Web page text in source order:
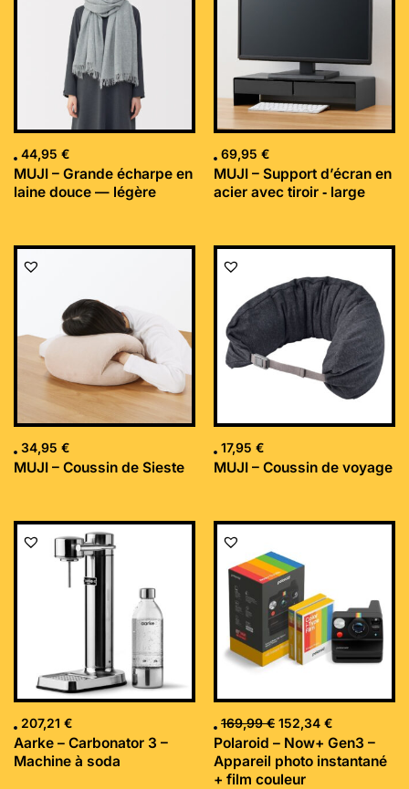
44,95 €
MUJI – Grande écharpe en
laine douce — légère
69,95 €
MUJI – Support d’écran en
acier avec tiroir ‐ large
34,95 €
MUJI – Coussin de Sieste
17,95 €
MUJI – Coussin de voyage
207,21 €
Aarke – Carbonator 3 –
Machine à soda
169,99€
Le
initial
était :
169,99 €.
152,34 €
Le
Polaroid – Now+ Gen3 –
Appareil photo instantané
+ film couleur